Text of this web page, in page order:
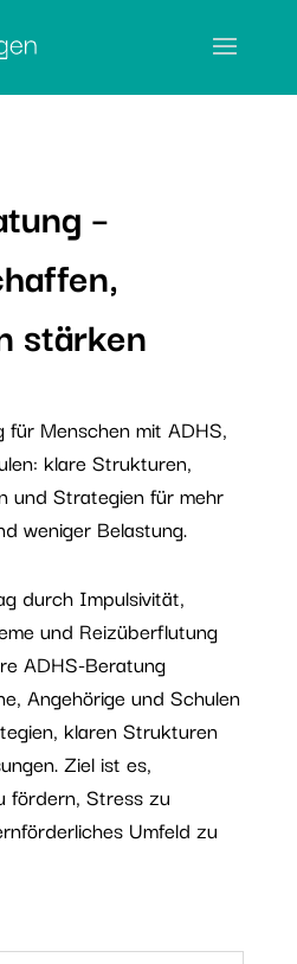
–
stärken
für Menschen mit ADHS,
klare Strukturen,
und Strategien für mehr
weniger Belastung.
durch Impulsivität,
und Reizüberflutung
ADHS-Beratung
Angehörige und Schulen
klaren Strukturen
Ziel ist es,
fördern, Stress zu
Umfeld zu